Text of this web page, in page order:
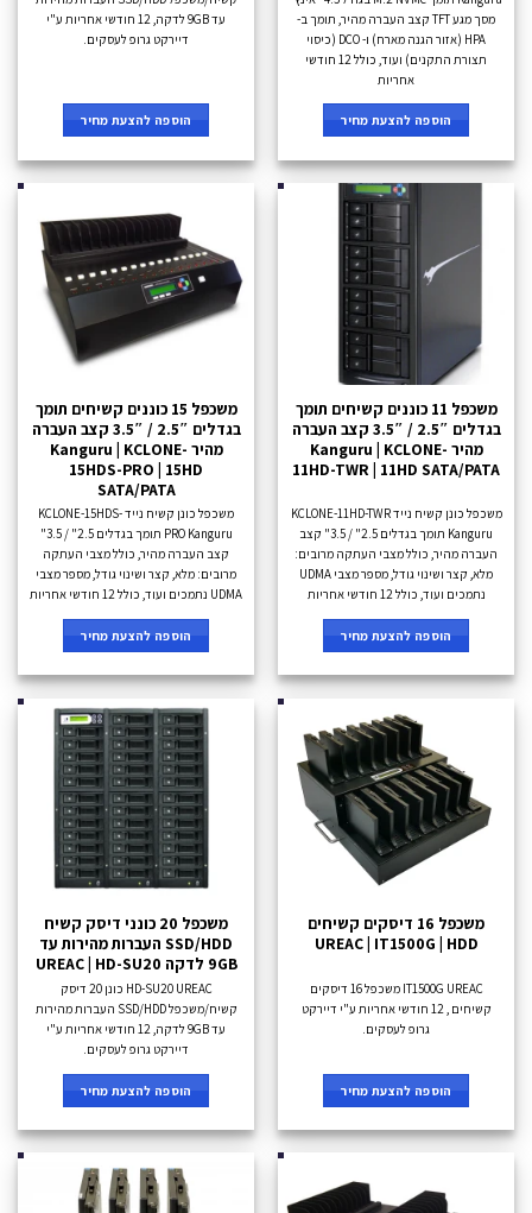
מסך מגע TFT קצב העברה מהיר, תומך ב-
HPA (אזור הגנה מארח) ו- DCO (כיסוי
תצורת התקנים) ועוד, כולל 12 חודשי
אחריות
הוספה להצעת מחיר
עד 9GB לדקה, 12 חודשי אחריות ע"י
דיירקט גרופ לעסקים.
הוספה להצעת מחיר
משכפל 11 כוננים קשיחים תומך
בגדלים 2.5″ / 3.5″ קצב העברה
מהיר Kanguru | KCLONE-
11HD-TWR | 11HD SATA/PATA
משכפל כונן קשיח נייד KCLONE-11HD-TWR
Kanguru תומך בגדלים 2.5" / 3.5" קצב
העברה מהיר, כולל מצבי העתקה מרובים:
מלא, קצר ושינוי גודל, מספר מצבי UDMA
נתמכים ועוד, כולל 12 חודשי אחריות
הוספה להצעת מחיר
משכפל 15 כוננים קשיחים תומך
בגדלים 2.5″ / 3.5″ קצב העברה
מהיר Kanguru | KCLONE-
15HDS-PRO | 15HD
SATA/PATA
משכפל כונן קשיח נייד KCLONE-15HDS-
PRO Kanguru תומך בגדלים 2.5" / 3.5"
קצב העברה מהיר, כולל מצבי העתקה
מרובים: מלא, קצר ושינוי גודל, מספר מצבי
UDMA נתמכים ועוד, כולל 12 חודשי אחריות
הוספה להצעת מחיר
משכפל 16 דיסקים קשיחים
UREAC | IT1500G | HDD
IT1500G UREAC משכפל 16 דיסקים
קשיחים , 12 חודשי אחריות ע"י דיירקט
גרופ לעסקים.
הוספה להצעת מחיר
משכפל 20 כונני דיסק קשיח
SSD/HDD העברות מהירות עד
9GB לדקה UREAC | HD-SU20
HD-SU20 UREAC כונן 20 דיסק
קשיח/משכפל SSD/HDD העברות מהירות
עד 9GB לדקה, 12 חודשי אחריות ע"י
דיירקט גרופ לעסקים.
הוספה להצעת מחיר